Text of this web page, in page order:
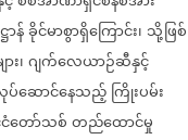
ာန်ခိုင်မာစွာရှိကြောင်း၊ သို့ဖြစ်
၊ဂျက်လေယာဉ်ဆီနှင့်
ဆောင်နေသည့်ကြိုးပမ်း
ငံတော်သစ်တည်ထောင်မှု